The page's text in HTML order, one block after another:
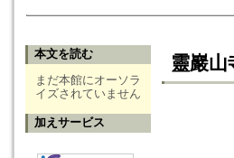
本文を読む
まだ本館にオーソラ
イズされていません
加えサービス
靈巖山